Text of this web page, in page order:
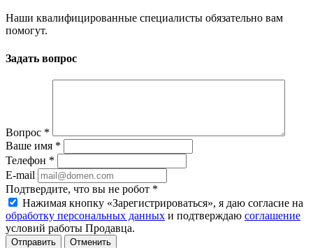
Наши квалифицированные специалисты обязательно вам
помогут.
Задать вопрос
Вопрос *
Ваше имя *
Телефон *
E-mail
Подтвердите, что вы не робот *
Нажимая кнопку «Зарегистрироваться», я даю согласие на
обработку персональных данных и подтверждаю соглашение
условий работы Продавца.
Отменить